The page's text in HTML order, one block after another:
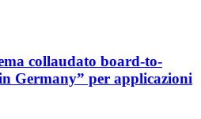
collaudato board-to-
Germany” per applicazioni